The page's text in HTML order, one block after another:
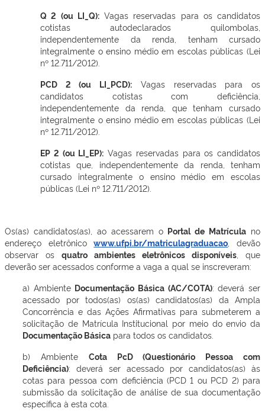
Q 2 (ou LI_Q):Vagas reservadas para os candidatos
cotistas autodeclarados quilombolas,
independentemente da renda, tenham cursado
integralmente o ensino médio em escolas públicas (Lei
nº 12.711/2012).
PCD 2 (ou LI_PCD): Vagas reservadas para os
candidatos cotistas com deficiência,
independentemente da renda, que tenham cursado
integralmente o ensino médio em escolas públicas (Lei
nº 12.711/2012).
EP 2 (ou LI_EP): Vagas reservadas para os candidatos
cotistas que, independentemente da renda, tenham
cursado integralmente o ensino médio em escolas
públicas (Lei nº 12.711/2012).
Os(as) candidatos(as), ao acessarem o Portal de Matrícula no
endereço eletrônicowww.ufpi.br/matriculagraduacao , devão
observar os quatro ambientes eletrônicos disponíveis , que
deverão ser acessados conforme a vaga a qual se inscreveram:
a) Ambiente Documentação Básica (AC/COTA): deverá ser
acessado por todos(as) os(as) candidatos(as) da Ampla
Concorrência e das Ações Afirmativas para submeterem a
solicitação de Matrícula Institucional por meio do envio da
Documentação Básica para todos os candidatos.
b) Ambiente Cota PcD (Questionário Pessoa com
Deficiência): deverá ser acessado por candidatos(as) às
cotas para pessoa com deficiência (PCD 1 ou PCD 2) para
submissão da solicitação de análise de sua documentação
específica à esta cota.